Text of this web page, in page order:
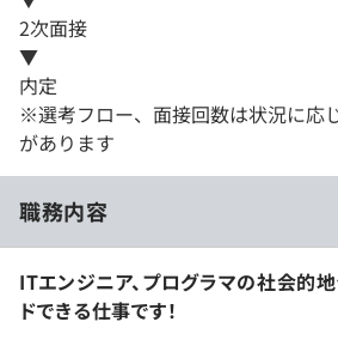
2次面接
▼
内定
※選考フロー、面接回数は状況に応
があります
職務内容
ITエンジニア、プログラマの社会的
ドできる仕事です！